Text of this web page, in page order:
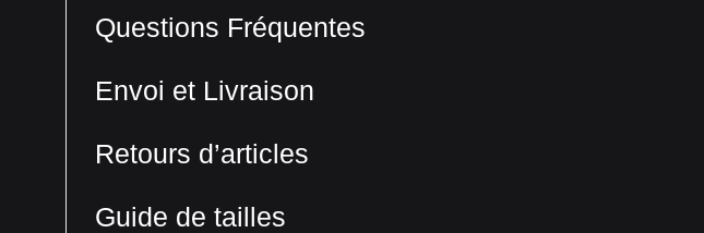
Questions Fréquentes
Envoi et Livraison
Retours d’articles
Guide de tailles